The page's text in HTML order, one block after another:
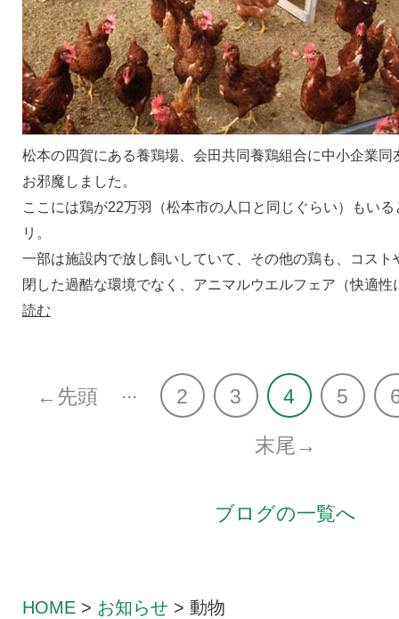
松本の四賀にある養鶏場、会田共同養鶏組合に中小企業同
お邪魔しました。
ここには鶏が22万羽（松本市の人口と同じぐらい）もい
リ。
一部は施設内で放し飼いしていて、その他の鶏も、コスト
閉した過酷な環境でなく、アニマルウエルフェア（快適
読む
←先頭 ... 2 3 4 5
末尾→
ブログの一覧へ
HOME > お知らせ >動物